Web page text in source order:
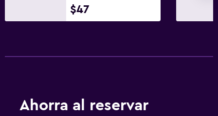
$47
Ahorra al reservar